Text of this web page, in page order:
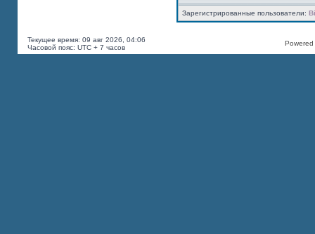
Зарегистрированные пользователи:
Текущее время: 09 авг 2026, 04:06
Часовой пояс: UTC + 7 часов